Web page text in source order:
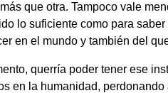
que otra. Tampoco vale
lo suficiente como para
en el mundo y también del
querría poder tener ese
en la humanidad,